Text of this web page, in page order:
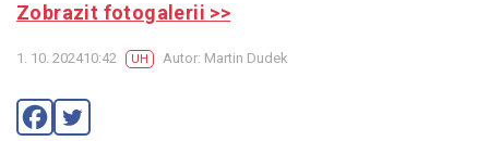
Zobrazit fotogalerii >>
1. 10. 202410:42 UH Autor: Martin Dudek